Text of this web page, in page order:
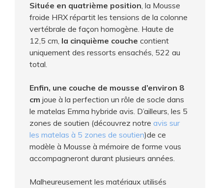
Située en quatrième position, la Mousse
froide HRX répartit les tensions de la colonne
vertébrale de façon homogène. Haute de
12,5 cm, la cinquième couche contient
uniquement des ressorts ensachés, 522 au
total.
Enfin, une couche de mousse d’environ 8
cm joue à la perfection un rôle de socle dans
le matelas Emma hybride avis. D’ailleurs, les 5
zones de soutien (découvrez notre avis sur
les matelas à 5 zones de soutien)de ce
modèle à Mousse à mémoire de forme vous
accompagneront durant plusieurs années.
Malheureusement les matériaux utilisés